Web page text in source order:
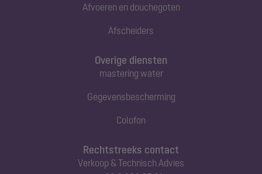
Afvoeren en douchegoten
Afscheiders
Rechtstreeks contact
Verkoop & Technisch Advies
Overige diensten
mastering water
Gegevensbescherming
Colofon